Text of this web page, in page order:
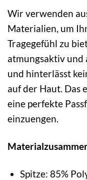
Wir verwenden
Materialien, um
Tragegefühl zu
atmungsaktiv und
und hinterlässt
auf der Haut. Das
eine perfekte
einzuengen.
Spitze: 85%